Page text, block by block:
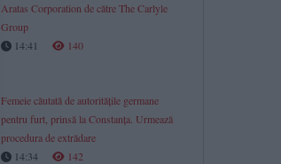
Aratas Corporation de către The Carlyle
Group
14:41
140
Femeie căutată de autoritățile germane
pentru furt, prinsă la Constanța. Urmează
procedura de extrădare
14:34
142